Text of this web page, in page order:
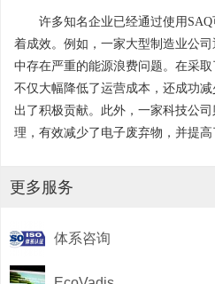
许多知名企业已经通过使用
着成效。例如，一家大型制造业公
中存在严重的能源浪费问题。在采
不仅大幅降低了运营成本，还成功
出了积极贡献。此外，一家科技公
理，有效减少了电子废弃物，并提高
更多服务
体系咨询